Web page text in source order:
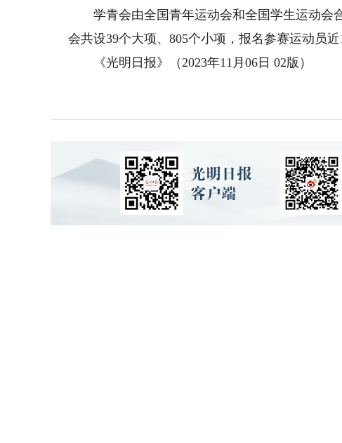
学青会由全国青年运动会和全国学生运动会
会共设39个大项、805个小项，报名参赛运动员近
《光明日报》（2023年11月06日 02版）